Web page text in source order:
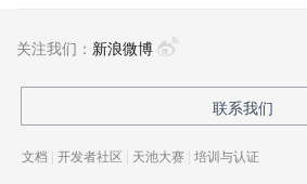
关注我们： 新浪微博
联系我们
文档 | 开发者社区 | 天池大赛 | 培训与认证